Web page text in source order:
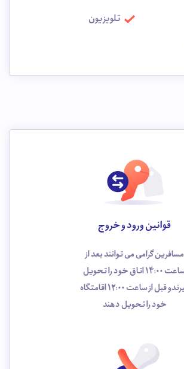
تلویزیون
قوانین ورود و خروج
مسافرین گرامی می توانند بعد از
ساعت 14:00 اتاق خود را تحویل
گیرندو قبل از ساعت 12:00 اقامتگاه
خود را تحویل دهند